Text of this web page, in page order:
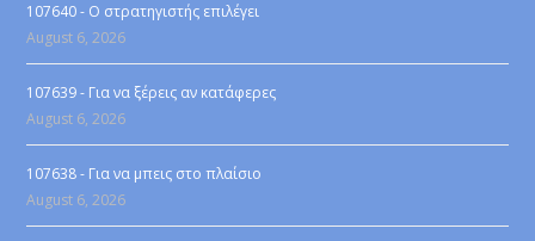
107640 - Ο στρατηγιστής επιλέγει
August 6, 2026
107639 - Για να ξέρεις αν κατάφερες
August 6, 2026
107638 - Για να μπεις στο πλαίσιο
August 6, 2026